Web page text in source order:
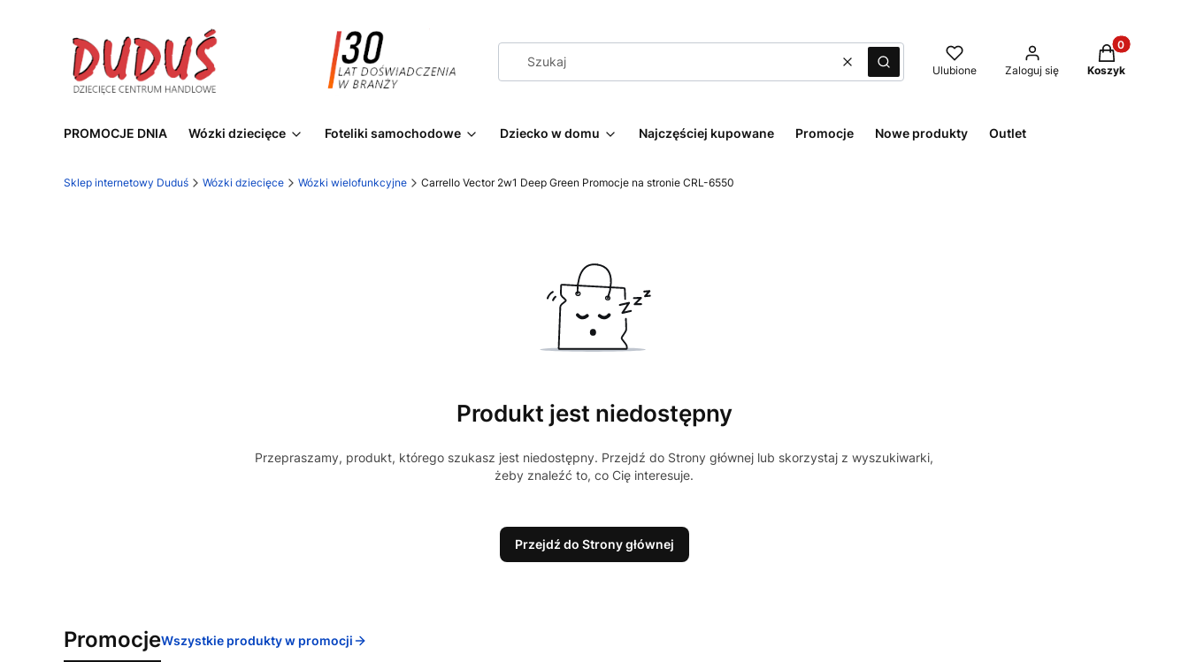
WyczyśćSzukaj Ulubione Zaloguj się
Produkty w
Koszyk
PROMOCJE DNIA Wózki dziecięce Foteliki samochodowe Dziecko w domu Najczęściej kupowane Promocje Nowe produkty Outlet
Sklep internetowy Duduś Wózki dziecięce Wózki wielofunkcyjne Carrello Vector 2w1 Deep Green Promocje na stronie CRL-6550
Produkt jest niedostępny
Przepraszamy, produkt, którego szukasz jest niedostępny. Przejdź do Strony głównej lub skorzystaj z wyszukiwarki,
żeby znaleźć to, co Cię interesuje.
Przejdź do Strony głównej
PromocjeWszystkie produkty w promocji